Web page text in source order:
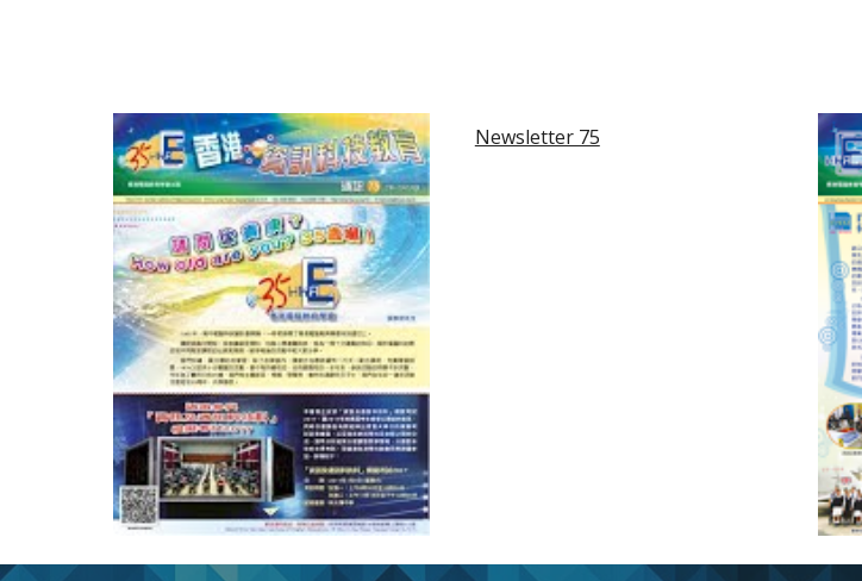
Newsletter 75